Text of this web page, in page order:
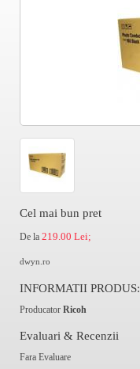
Cel mai bun pret
De la 219.00 Lei;
dwyn.ro
INFORMATII PRODUS:
Producator Ricoh
Evaluari & Recenzii
Fara Evaluare